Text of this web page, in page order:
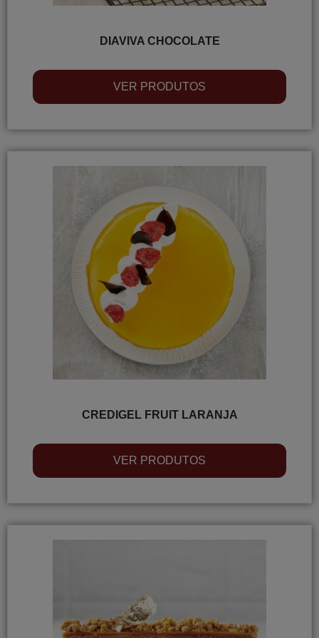
DIAVIVA CHOCOLATE
VER PRODUTOS
CREDIGEL FRUIT LARANJA
VER PRODUTOS